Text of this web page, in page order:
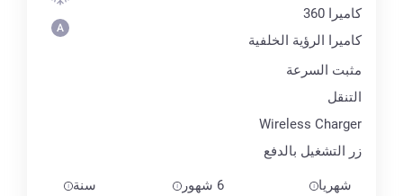
كاميرا 360
كاميرا الرؤية الخلفية
مثبت السرعة
التنقل
Wireless Charger
زر التشغيل بالدفع
شهريا 6 شهور سنة